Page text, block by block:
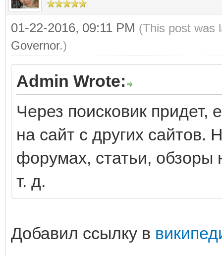
01-22-2016, 09:11 PM (This post was
Governor.)
Admin Wrote:
Через поисковик придет,
на сайт с других
форумах, статьи, обзоры
т. д.
Добавил ссылку в